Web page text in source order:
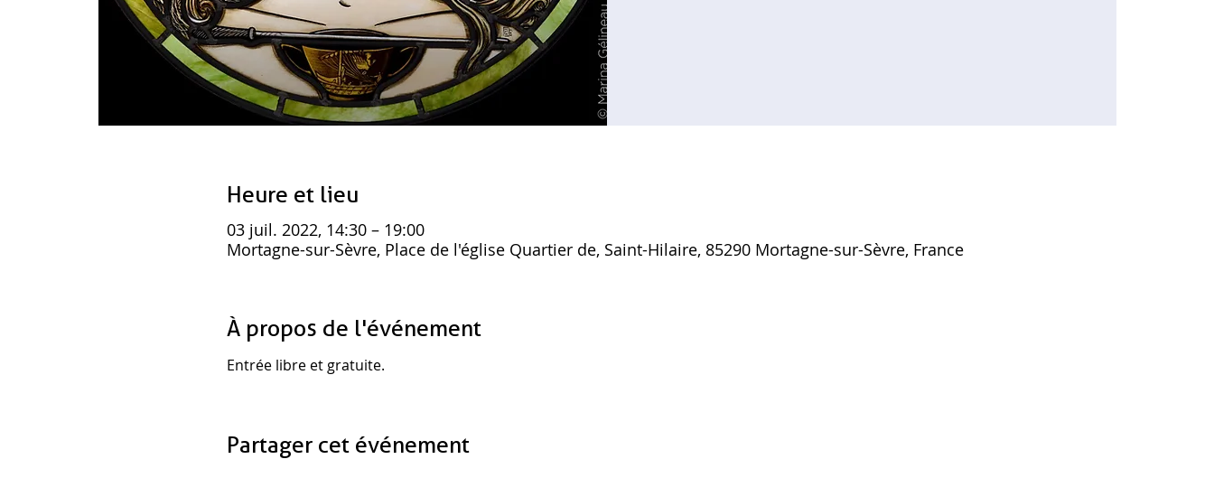
Heure et lieu
03 juil. 2022, 14:30 – 19:00
Mortagne-sur-Sèvre, Place de l'église Quartier de, Saint-Hilaire, 85290 Mortagne-sur-Sèvre, France
À propos de l'événement
Entrée libre et gratuite.
Partager cet événement